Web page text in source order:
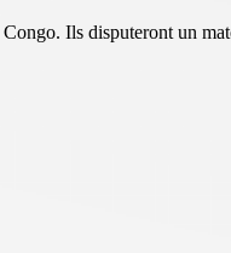
Ils disputeront un